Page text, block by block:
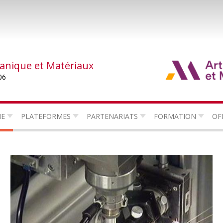
et Matériaux
PLATEFORMES PARTENARIATS FORMATION